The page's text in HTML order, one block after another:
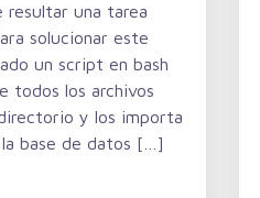
resultar una tarea
solucionar este
un script en bash
todos los archivos
y los importa
base de datos […]